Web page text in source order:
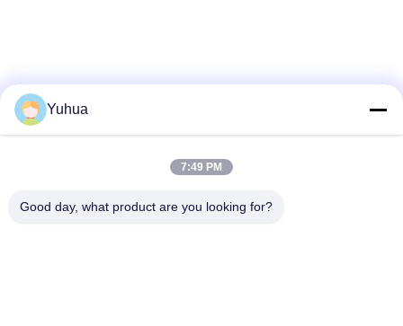
Yuhua
7:49 PM
Good day, what product are you looking for?